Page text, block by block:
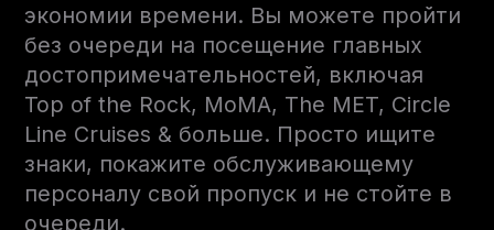
экономии времени. Вы можете пройти
без очереди на посещение главных
достопримечательностей, включая
Top of the Rock, MoMA, The MET, Circle
Line Cruises & больше. Просто ищите
знаки, покажите обслуживающему
персоналу свой пропуск и не стойте в
очереди.